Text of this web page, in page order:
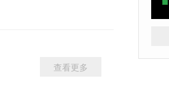
查看更多